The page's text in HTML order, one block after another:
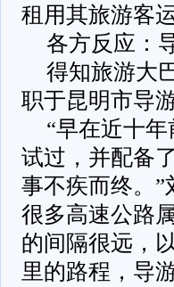
租用其旅游客
各方反应：
得知旅游大
职于昆明市导
“早在近十
试过，并配备
事不疾而终。”
很多高速公路
的间隔很远，
里的路程，导